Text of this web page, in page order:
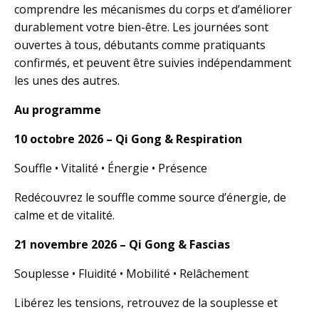
comprendre les mécanismes du corps et d’améliorer
durablement votre bien-être. Les journées sont
ouvertes à tous, débutants comme pratiquants
confirmés, et peuvent être suivies indépendamment
les unes des autres.
Au programme
10 octobre 2026 – Qi Gong & Respiration
Souffle • Vitalité • Énergie • Présence
Redécouvrez le souffle comme source d’énergie, de
calme et de vitalité.
21 novembre 2026 – Qi Gong & Fascias
Souplesse • Fluidité • Mobilité • Relâchement
Libérez les tensions, retrouvez de la souplesse et